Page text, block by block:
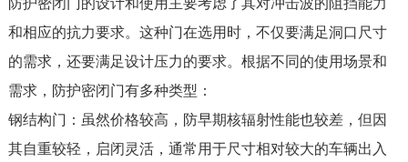
和相应的抗力要求。这种门在选用时，不仅要满足洞口尺寸
的需求，还要满足设计压力的要求。根据不同的使用场景和
需求，防护密闭门有多种类型：
钢结构门：虽然价格较高，防早期核辐射性能也较差，但因
其自重较轻，启闭灵活，通常用于尺寸相对较大的车辆出入